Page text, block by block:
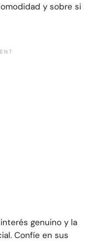
y sobre si
genuino y la
Confíe en sus